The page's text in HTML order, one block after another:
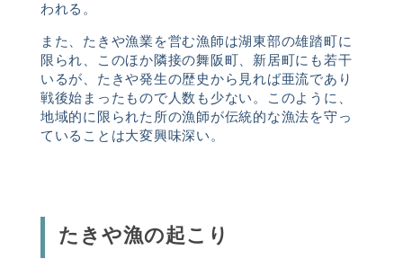
われる。
また、たきや漁業を営む漁師は湖東部の雄踏町に
限られ、このほか隣接の舞阪町、新居町にも若干
いるが、たきや発生の歴史から見れば亜流であり
戦後始まったもので人数も少ない。このように、
地域的に限られた所の漁師が伝統的な漁法を守っ
ていることは大変興味深い。
たきや漁の起こり